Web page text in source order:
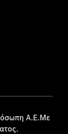
Α.Ε.Με